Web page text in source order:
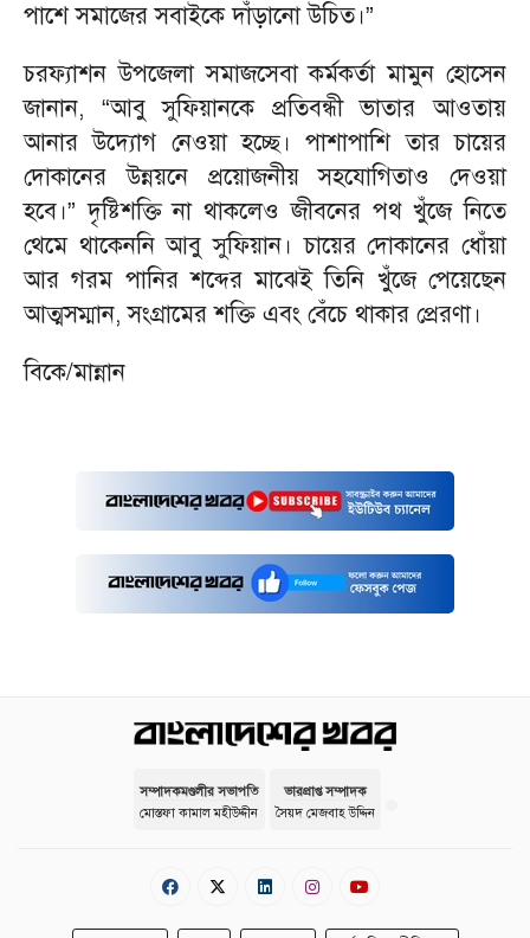
পাশে সমাজের সবাইকে দাঁড়ানো উচিত।”
চরফ্যাশন উপজেলা সমাজসেবা কর্মকর্তা মামুন হোসেন
জানান, “আবু সুফিয়ানকে প্রতিবন্ধী ভাতার আওতায়
আনার উদ্যোগ নেওয়া হচ্ছে। পাশাপাশি তার চায়ের
দোকানের উন্নয়নে প্রয়োজনীয় সহযোগিতাও দেওয়া
হবে।” দৃষ্টিশক্তি না থাকলেও জীবনের পথ খুঁজে নিতে
থেমে থাকেননি আবু সুফিয়ান। চায়ের দোকানের ধোঁয়া
আর গরম পানির শব্দের মাঝেই তিনি খুঁজে পেয়েছেন
আত্মসম্মান, সংগ্রামের শক্তি এবং বেঁচে থাকার প্রেরণা।
বিকে/মান্নান
সম্পাদকমণ্ডলীর সভাপতি
মোস্তফা কামাল মহীউদ্দীন
ভারপ্রাপ্ত সম্পাদক
সৈয়দ মেজবাহ উদ্দিন